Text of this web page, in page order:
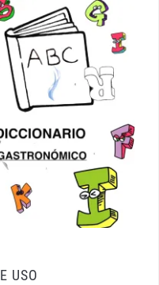
USO